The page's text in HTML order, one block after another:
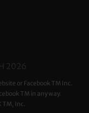
2026
or Facebook TM Inc.
TM in any way.
TM, Inc.